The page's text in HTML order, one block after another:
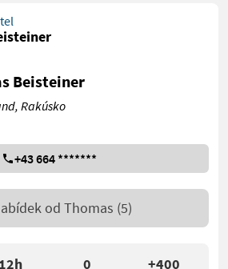
12h 0 +400
Beisteiner
Rakúsko
+43 664 *******
od Thomas (5)